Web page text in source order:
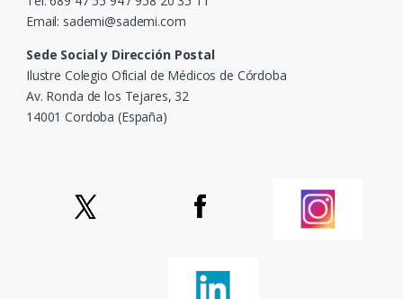
Email: sademi@sademi.com
Sede Social y Dirección Postal
Ilustre Colegio Oficial de Médicos de Córdoba
Av. Ronda de los Tejares, 32
14001 Cordoba (España)